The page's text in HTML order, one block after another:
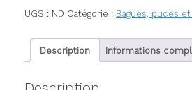
UGS : ND Catégorie : Bagues, puces
Description Informations